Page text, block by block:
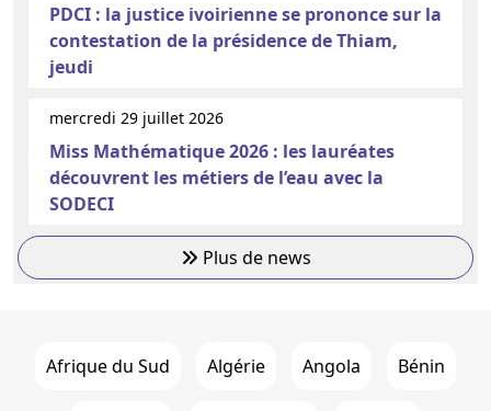
PDCI : la justice ivoirienne se prononce sur la
contestation de la présidence de Thiam,
jeudi
mercredi 29 juillet 2026
Miss Mathématique 2026 : les lauréates
découvrent les métiers de l’eau avec la
SODECI
Plus de news
Afrique du Sud Algérie Angola Bénin